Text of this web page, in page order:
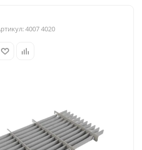
4007 4020